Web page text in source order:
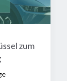
zum